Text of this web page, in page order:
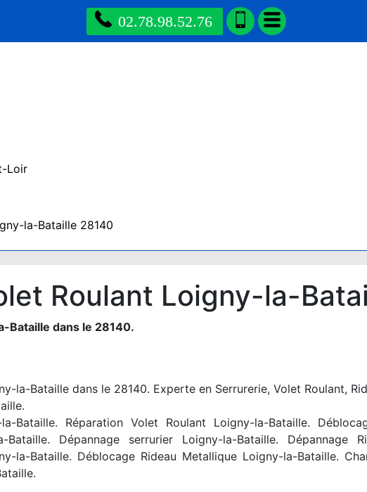
02.78.98.52.76
Loir
la-Bataille 28140
Roulant Loigny-la-
Bataille dans le 28140.
la-Bataille dans le 28140. Experte en Serrurerie, Volet Roulant,
Bataille. Réparation Volet Roulant Loigny-la-Bataille.
Bataille. Dépannage serrurier Loigny-la-Bataille. Dépannage
la-Bataille. Déblocage Rideau Metallique Loigny-la-Bataille.